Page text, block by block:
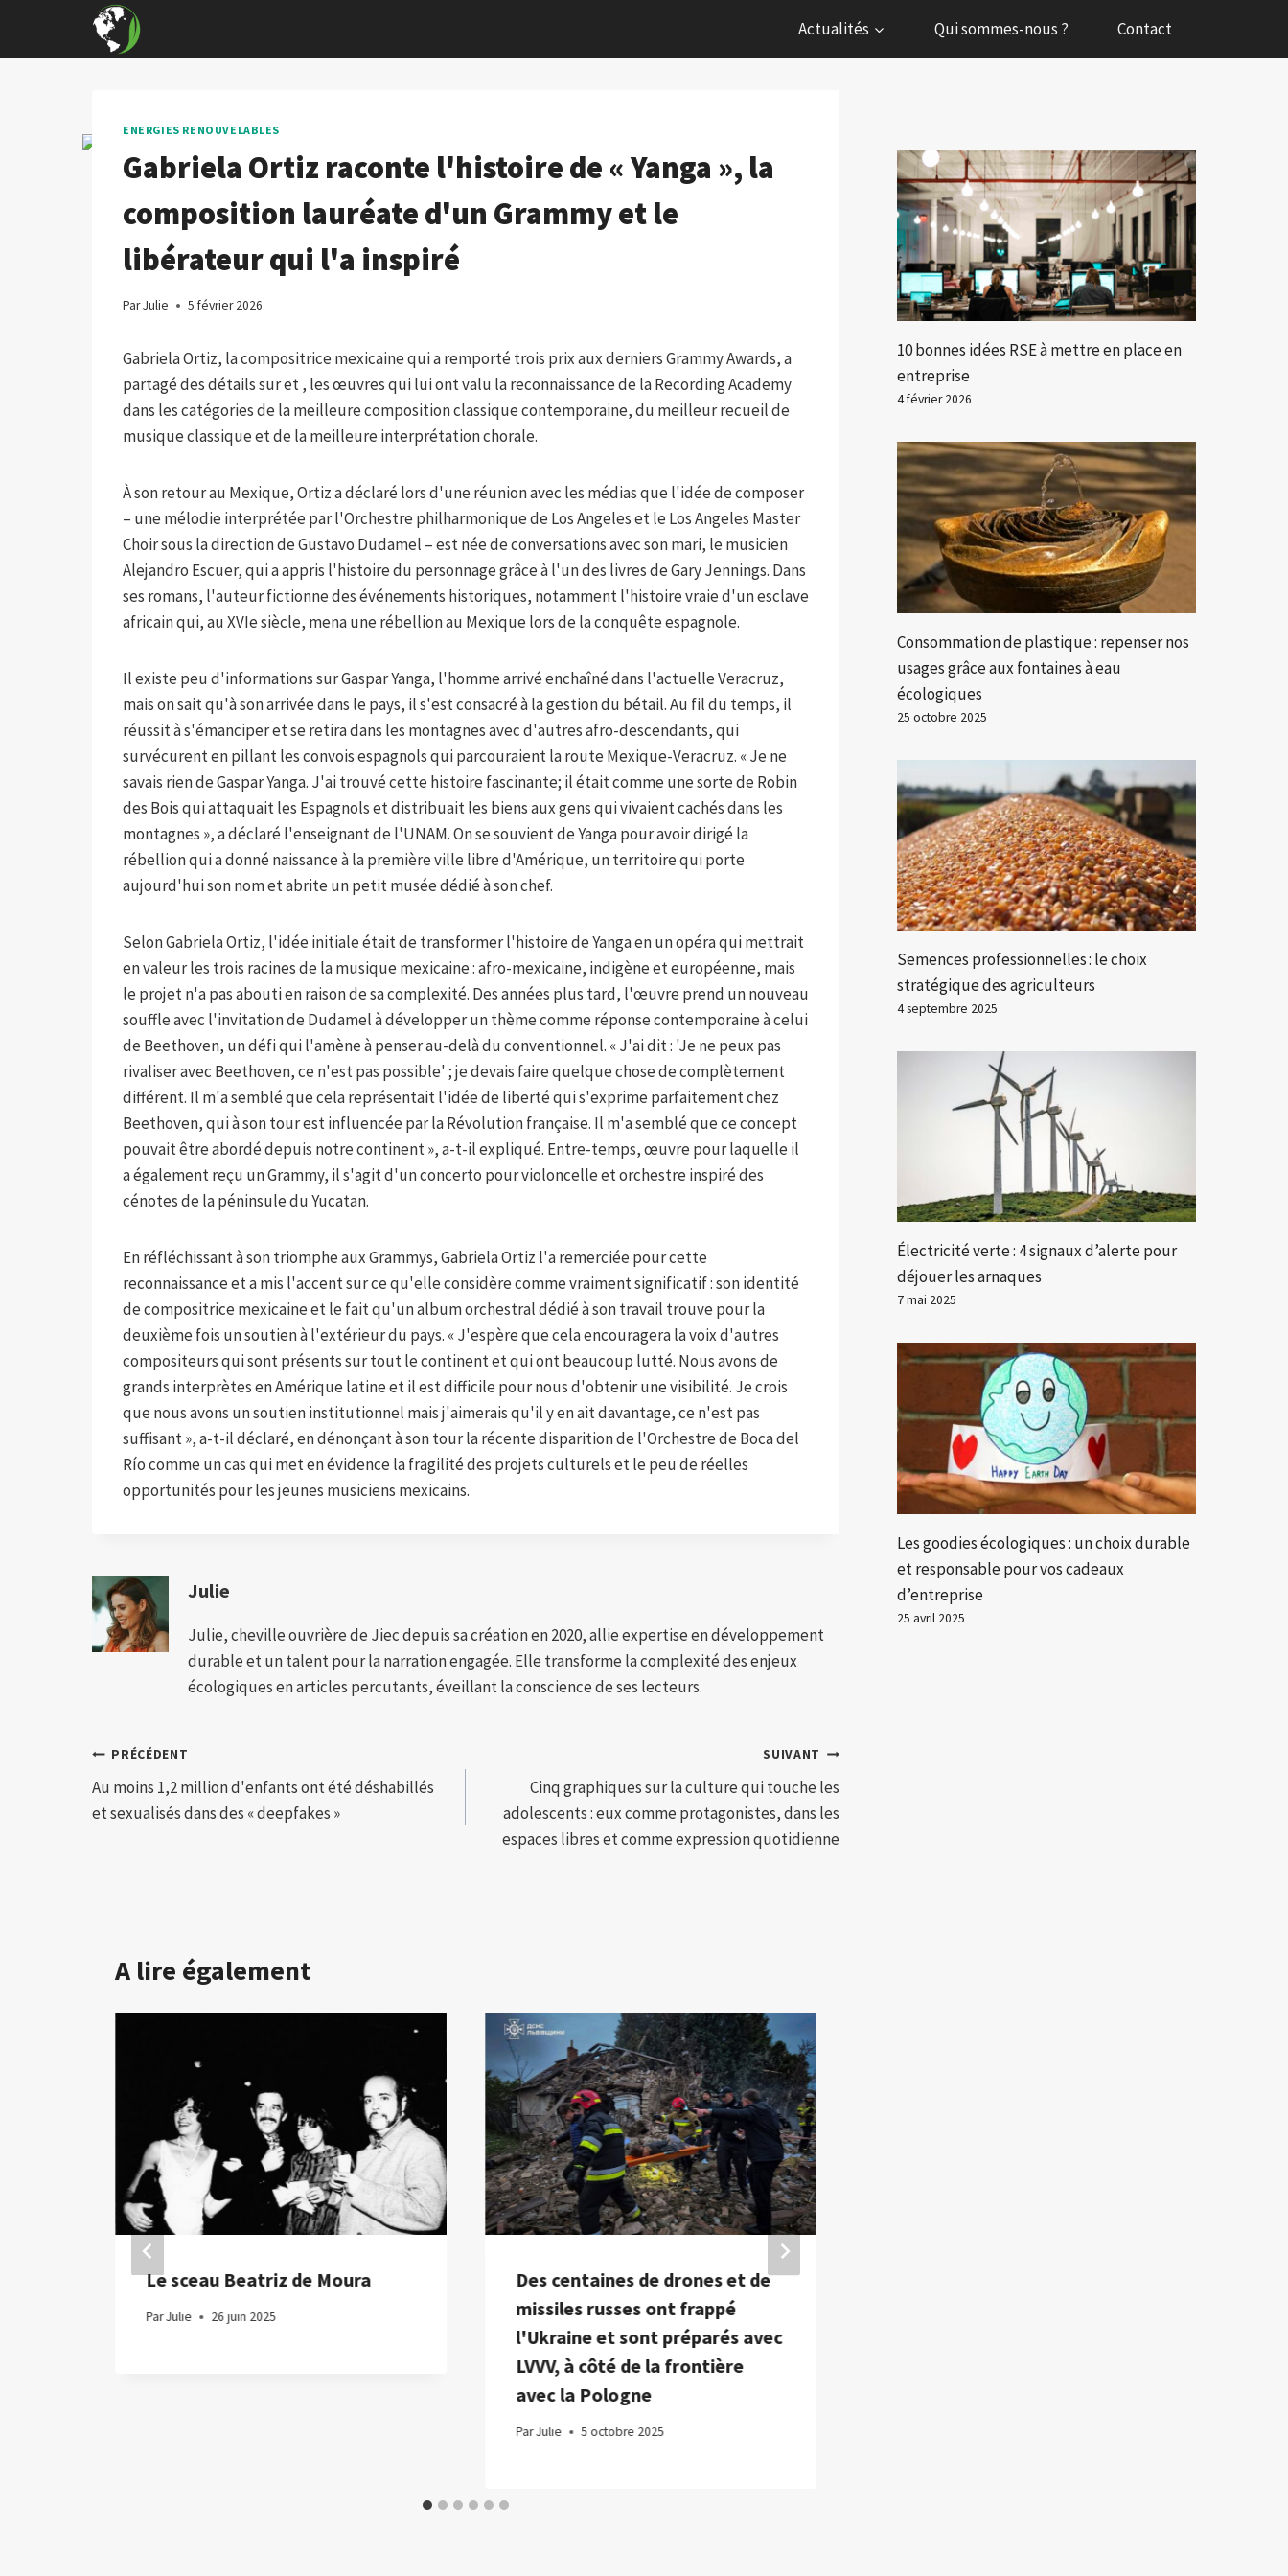
content
Actualités Qui sommes-nous ? Contact
ENERGIES RENOUVELABLES
Gabriela Ortiz raconte l'histoire de « Yanga », la
composition lauréate d'un Grammy et le
libérateur qui l'a inspiré
ParJulie 5 février 2026
Gabriela Ortiz, la compositrice mexicaine qui a remporté trois prix aux derniers Grammy Awards, a
partagé des détails sur et , les œuvres qui lui ont valu la reconnaissance de la Recording Academy
dans les catégories de la meilleure composition classique contemporaine, du meilleur recueil de
musique classique et de la meilleure interprétation chorale.
À son retour au Mexique, Ortiz a déclaré lors d'une réunion avec les médias que l'idée de composer
– une mélodie interprétée par l'Orchestre philharmonique de Los Angeles et le Los Angeles Master
Choir sous la direction de Gustavo Dudamel – est née de conversations avec son mari, le musicien
Alejandro Escuer, qui a appris l'histoire du personnage grâce à l'un des livres de Gary Jennings. Dans
ses romans, l'auteur fictionne des événements historiques, notamment l'histoire vraie d'un esclave
africain qui, au XVIe siècle, mena une rébellion au Mexique lors de la conquête espagnole.
Il existe peu d'informations sur Gaspar Yanga, l'homme arrivé enchaîné dans l'actuelle Veracruz,
mais on sait qu'à son arrivée dans le pays, il s'est consacré à la gestion du bétail. Au fil du temps, il
réussit à s'émanciper et se retira dans les montagnes avec d'autres afro-descendants, qui
survécurent en pillant les convois espagnols qui parcouraient la route Mexique-Veracruz. « Je ne
savais rien de Gaspar Yanga. J'ai trouvé cette histoire fascinante; il était comme une sorte de Robin
des Bois qui attaquait les Espagnols et distribuait les biens aux gens qui vivaient cachés dans les
montagnes », a déclaré l'enseignant de l'UNAM. On se souvient de Yanga pour avoir dirigé la
rébellion qui a donné naissance à la première ville libre d'Amérique, un territoire qui porte
aujourd'hui son nom et abrite un petit musée dédié à son chef.
Selon Gabriela Ortiz, l'idée initiale était de transformer l'histoire de Yanga en un opéra qui mettrait
en valeur les trois racines de la musique mexicaine : afro-mexicaine, indigène et européenne, mais
le projet n'a pas abouti en raison de sa complexité. Des années plus tard, l'œuvre prend un nouveau
souffle avec l'invitation de Dudamel à développer un thème comme réponse contemporaine à celui
de Beethoven, un défi qui l'amène à penser au-delà du conventionnel. « J'ai dit : 'Je ne peux pas
rivaliser avec Beethoven, ce n'est pas possible' ; je devais faire quelque chose de complètement
différent. Il m'a semblé que cela représentait l'idée de liberté qui s'exprime parfaitement chez
Beethoven, qui à son tour est influencée par la Révolution française. Il m'a semblé que ce concept
pouvait être abordé depuis notre continent », a-t-il expliqué. Entre-temps, œuvre pour laquelle il
a également reçu un Grammy, il s'agit d'un concerto pour violoncelle et orchestre inspiré des
cénotes de la péninsule du Yucatan.
En réfléchissant à son triomphe aux Grammys, Gabriela Ortiz l'a remerciée pour cette
reconnaissance et a mis l'accent sur ce qu'elle considère comme vraiment significatif : son identité
de compositrice mexicaine et le fait qu'un album orchestral dédié à son travail trouve pour la
deuxième fois un soutien à l'extérieur du pays. « J'espère que cela encouragera la voix d'autres
compositeurs qui sont présents sur tout le continent et qui ont beaucoup lutté. Nous avons de
grands interprètes en Amérique latine et il est difficile pour nous d'obtenir une visibilité. Je crois
que nous avons un soutien institutionnel mais j'aimerais qu'il y en ait davantage, ce n'est pas
suffisant », a-t-il déclaré, en dénonçant à son tour la récente disparition de l'Orchestre de Boca del
Río comme un cas qui met en évidence la fragilité des projets culturels et le peu de réelles
opportunités pour les jeunes musiciens mexicains.
Julie
Julie, cheville ouvrière de Jiec depuis sa création en 2020, allie expertise en développement
durable et un talent pour la narration engagée. Elle transforme la complexité des enjeux
écologiques en articles percutants, éveillant la conscience de ses lecteurs.
Navigation
de
PRÉCÉDENT
Au moins 1,2 million d'enfants ont été déshabillés
et sexualisés dans des « deepfakes »
SUIVANT
Cinq graphiques sur la culture qui touche les
adolescents : eux comme protagonistes, dans les
espaces libres et comme expression quotidienne
A lire également
Le sceau Beatriz de Moura
ParJulie 26 juin 2025
Des centaines de drones et de
missiles russes ont frappé
l'Ukraine et sont préparés avec
LVVV, à côté de la frontière
avec la Pologne
ParJulie 5 octobre 2025
10 bonnes idées RSE à mettre en place en
entreprise
4 février 2026
Consommation de plastique : repenser nos
usages grâce aux fontaines à eau
écologiques
25 octobre 2025
Semences professionnelles : le choix
stratégique des agriculteurs
4 septembre 2025
Électricité verte : 4 signaux d’alerte pour
déjouer les arnaques
7 mai 2025
Les goodies écologiques : un choix durable
et responsable pour vos cadeaux
d’entreprise
25 avril 2025